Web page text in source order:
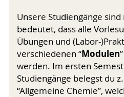
Unsere Studiengänge
bedeutet, dass alle
Übungen und (Labor-
verschiedenen “Modulen
werden. Im ersten
Studiengänge belegst du
“Allgemeine Chemie”,